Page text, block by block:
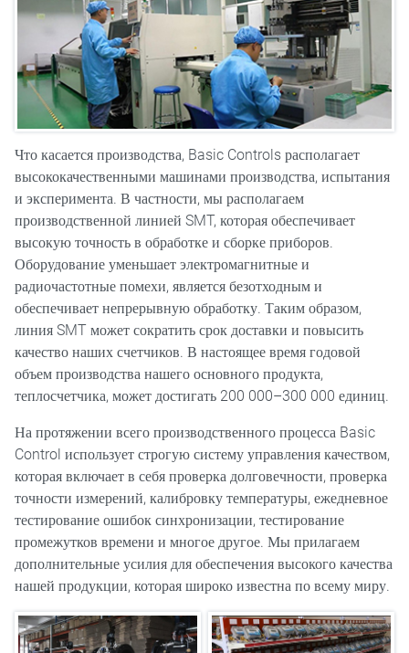
Что касается производства, Basic Controls располагает
высококачественными машинами производства, испытания
и эксперимента. В частности, мы располагаем
производственной линией SMT, которая обеспечивает
высокую точность в обработке и сборке приборов.
Оборудование уменьшает электромагнитные и
радиочастотные помехи, является безотходным и
обеспечивает непрерывную обработку. Таким образом,
линия SMT может сократить срок доставки и повысить
качество наших счетчиков. В настоящее время годовой
объем производства нашего основного продукта,
теплосчетчика, может достигать 200 000–300 000 единиц.
На протяжении всего производственного процесса Basic
Control использует строгую систему управления качеством,
которая включает в себя проверка долговечности, проверка
точности измерений, калибровку температуры, ежедневное
тестирование ошибок синхронизации, тестирование
промежутков времени и многое другое. Мы прилагаем
дополнительные усилия для обеспечения высокого качества
нашей продукции, которая широко известна по всему миру.